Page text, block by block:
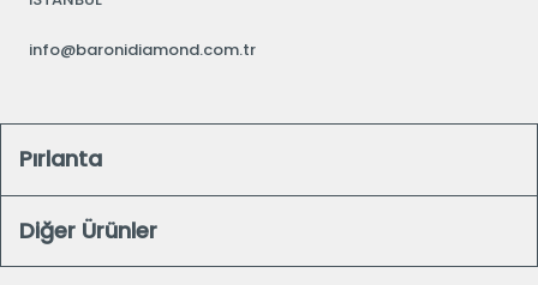
info@baronidiamond.com.tr
Pırlanta
Diğer Ürünler